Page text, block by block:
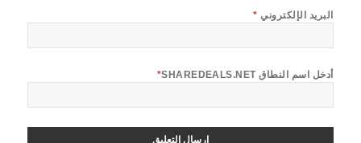
البريد الإلكتروني *
أدخل اسم النطاق SHAREDEALS.NET *